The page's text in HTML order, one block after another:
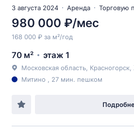
3 августа 2024 Аренда Торговую
980 000 ₽/мес
168 000 ₽ за м²/год
70 м² этаж 1
Митино , 27 мин. пешком